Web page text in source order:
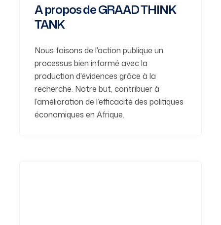
A propos de GRAAD THINK
TANK
Nous faisons de l'action publique un
processus bien informé avec la
production d'évidences grâce à la
recherche. Notre but, contribuer à
l’amélioration de l’efficacité des politiques
économiques en Afrique.